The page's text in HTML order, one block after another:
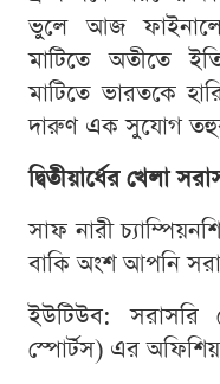
ভুলে আজ ফাইনালে
মাটিতে অতীতে
মাটিতে ভারতকে
দারুণ এক সুযোগ
দ্বিতীয়ার্ধের খেলা
সাফ নারী
বাকি অংশ আপনি
ইউটিউব:
স্পোর্টস) এর